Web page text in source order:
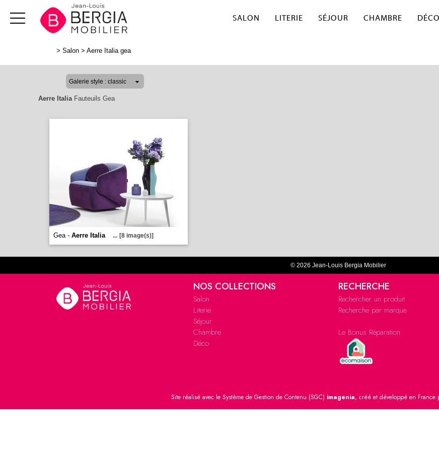
SALON LITERIE SÉJOUR CHAMBRE DÉCO
> Salon > Aerre Italia gea
Aerre ItaliaFauteuils Gea
Gea - Aerre Italia ... [8 image(s)]
© 2026 Jean-Louis Bergia Mobilier
NOS COLLECTIONS
Salon
Literie
Séjour
Chambre
Déco
RECHERCHE
Rechercher un produit
Recherche par marque
Le Bonus Réparation
Site réalisé avec le Système de Gestion de Contenu (SGC) imagenia, créé et développé en France